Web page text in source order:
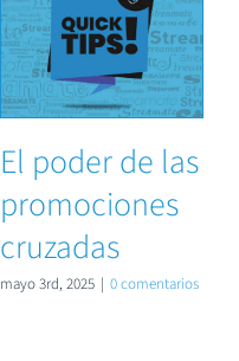
El poder de las
promociones
cruzadas
mayo 3rd, 2025 | 0 comentarios